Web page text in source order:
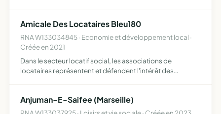
Amicale Des Locataires Bleu180
RNA W133034845 · Economie et développement local ·
Créée en 2021
Dans le secteur locatif social, les associations de
locataires représentent et défendent l'intérêt des
concernant le ca…
Anjuman-E-Saifee (Marseille)